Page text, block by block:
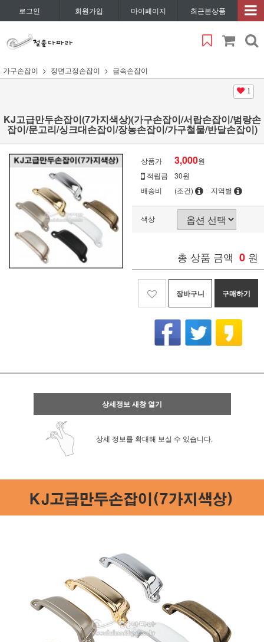
로그인 회원가입 마이페이지 최근본상품
가구손잡이 정면고정손잡이 금속손잡이
1
KJ고급만두손잡이(7가지색상)(가구손잡이/서랍손잡이/범랑손
잡이/문고리/싱크대손잡이/장농손잡이/가구철물/반달손잡이)
상품가 3,000원
적립금
30원
배송비
(조건) 지역별
색상
총 상품 금액 0 원
장바구니 구매하기
상세정보 새창 열기
상세 정보를 확대해 보실 수 있습니다.